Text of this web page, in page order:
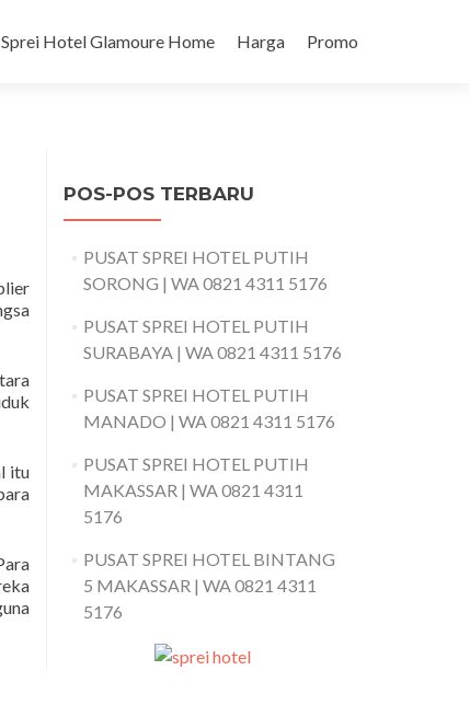
Sprei Hotel Glamoure Home Harga Promo
itu
POS-POS TERBARU
PUSAT SPREI HOTEL PUTIH
SORONG | WA 0821 4311 5176
PUSAT SPREI HOTEL PUTIH
SURABAYA | WA 0821 4311 5176
PUSAT SPREI HOTEL PUTIH
MANADO | WA 0821 4311 5176
PUSAT SPREI HOTEL PUTIH
MAKASSAR | WA 0821 4311
5176
PUSAT SPREI HOTEL BINTANG
5 MAKASSAR | WA 0821 4311
5176